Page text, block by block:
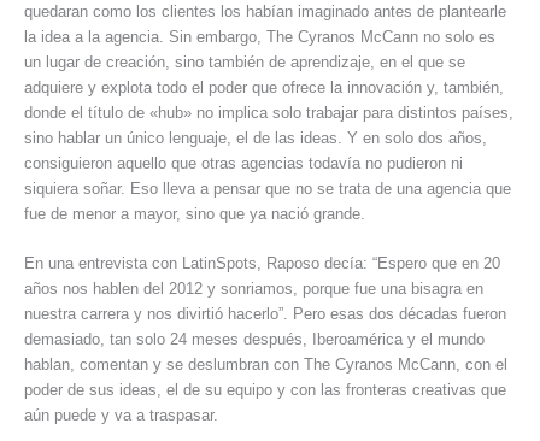
quedaran como los clientes los habían imaginado antes de plantearle
la idea a la agencia. Sin embargo, The Cyranos McCann no solo es
un lugar de creación, sino también de aprendizaje, en el que se
adquiere y explota todo el poder que ofrece la innovación y, también,
donde el título de «hub» no implica solo trabajar para distintos países,
sino hablar un único lenguaje, el de las ideas. Y en solo dos años,
consiguieron aquello que otras agencias todavía no pudieron ni
siquiera soñar. Eso lleva a pensar que no se trata de una agencia que
fue de menor a mayor, sino que ya nació grande.
En una entrevista con LatinSpots, Raposo decía: “Espero que en 20
años nos hablen del 2012 y sonriamos, porque fue una bisagra en
nuestra carrera y nos divirtió hacerlo”. Pero esas dos décadas fueron
demasiado, tan solo 24 meses después, Iberoamérica y el mundo
hablan, comentan y se deslumbran con The Cyranos McCann, con el
poder de sus ideas, el de su equipo y con las fronteras creativas que
aún puede y va a traspasar.